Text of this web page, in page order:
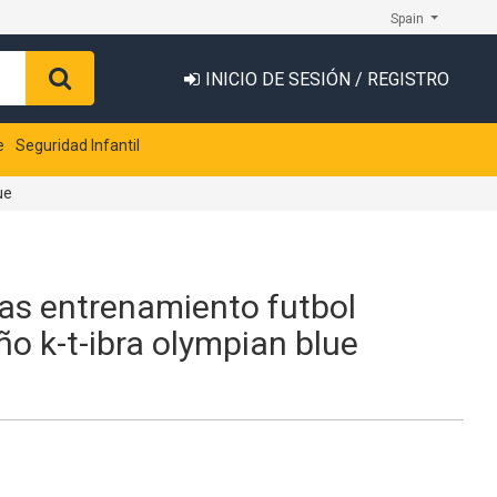
Spain
INICIO DE SESIÓN / REGISTRO
Seguridad Infantil
entrenamiento futbol
k-t-ibra olympian blue